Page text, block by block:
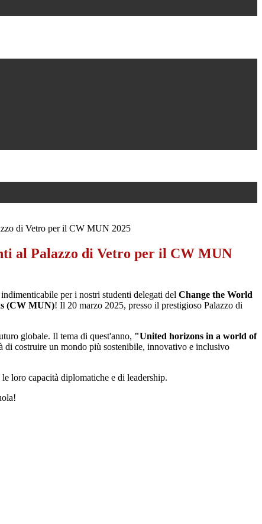
di Vetro per il CW MUN 2025
al Palazzo di Vetro per il CW MUN
per i nostri studenti delegati del Change the World
(CW MUN)! Il 20 marzo 2025, presso il prestigioso Palazzo di
globale. Il tema di quest'anno, "United horizons in a world of
di costruire un mondo più sostenibile, innovativo e inclusivo
loro capacità diplomatiche e di leadership.